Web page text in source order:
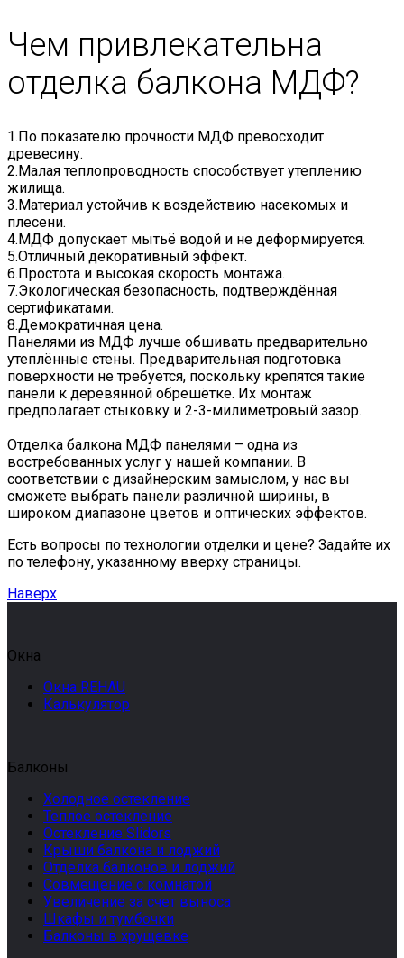
Чем привлекательна
отделка балкона МДФ?
1.По показателю прочности МДФ превосходит
древесину.
2.Малая теплопроводность способствует утеплению
жилища.
3.Материал устойчив к воздействию насекомых и
плесени.
4.МДФ допускает мытьё водой и не деформируется.
5.Отличный декоративный эффект.
6.Простота и высокая скорость монтажа.
7.Экологическая безопасность, подтверждённая
сертификатами.
8.Демократичная цена.
Панелями из МДФ лучше обшивать предварительно
утеплённые стены. Предварительная подготовка
поверхности не требуется, поскольку крепятся такие
панели к деревянной обрешётке. Их монтаж
предполагает стыковку и 2-3-милиметровый зазор.
Отделка балкона МДФ панелями – одна из
востребованных услуг у нашей компании. В
соответствии с дизайнерским замыслом, у нас вы
сможете выбрать панели различной ширины, в
широком диапазоне цветов и оптических эффектов.
Есть вопросы по технологии отделки и цене? Задайте их
по телефону, указанному вверху страницы.
Наверх
Окна
Окна REHAU
Калькулятор
Балконы
Холодное остекление
Теплое остекление
Остекление Slidors
Крыши балкона и лоджий
Отделка балконов и лоджий
Совмещение с комнатой
Увеличение за счет выноса
Шкафы и тумбочки
Балконы в хрущевке